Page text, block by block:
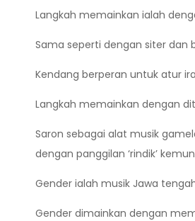
Langkah memainkan ialah
Sama seperti dengan siter dan
Kendang berperan untuk atur
Langkah memainkan dengan
Saron sebagai alat musik
dengan panggilan ‘rindik’
Gender ialah musik Jawa
Gender dimainkan dengan